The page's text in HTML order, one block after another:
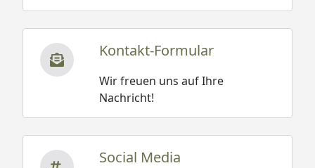
Kontakt-Formular
Wir freuen uns auf Ihre
Nachricht!
Social Media